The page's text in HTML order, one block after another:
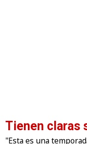
Tienen claras
"Esta es una